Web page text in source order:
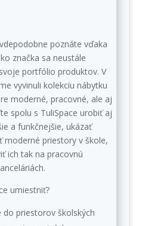
poznáte vďaka
značka sa neustále
portfólio produktov. V
vyvinuli kolekciu nábytku
moderné, pracovné, ale aj
spolu s TuliSpace urobiť aj
a funkčnejšie, ukázať
moderné priestory v škole,
ich tak na pracovnú
umiestniť?
do priestorov školských